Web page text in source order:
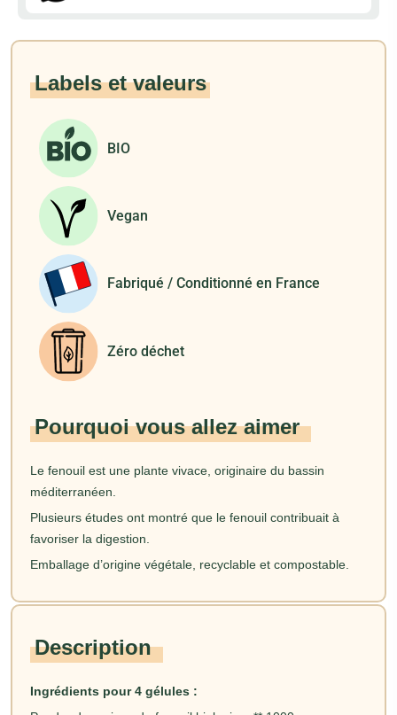
Labels et valeurs
BIO
Vegan
Fabriqué / Conditionné en France
Zéro déchet
Pourquoi vous allez aimer
Le fenouil est une plante vivace, originaire du bassin
méditerranéen.
Plusieurs études ont montré que le fenouil contribuait à
favoriser la digestion.
Emballage d’origine végétale, recyclable et compostable.
Description
Ingrédients pour 4 gélules :